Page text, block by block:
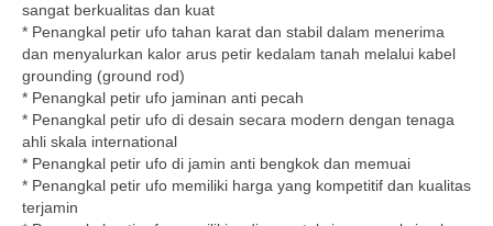
sangat berkualitas dan kuat
* Penangkal petir ufo tahan karat dan stabil dalam menerima
dan menyalurkan kalor arus petir kedalam tanah melalui kabel
grounding (ground rod)
* Penangkal petir ufo jaminan anti pecah
* Penangkal petir ufo di desain secara modern dengan tenaga
ahli skala international
* Penangkal petir ufo di jamin anti bengkok dan memuai
* Penangkal petir ufo memiliki harga yang kompetitif dan kualitas
terjamin